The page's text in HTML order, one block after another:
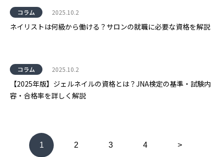
コラム 2025.10.2
ネイリストは何級から働ける？サロンの就職に必要な資格を解説
コラム 2025.10.2
【2025年版】ジェルネイルの資格とは？JNA検定の基準・試験内
容・合格率を詳しく解説
1 2 3 4 >